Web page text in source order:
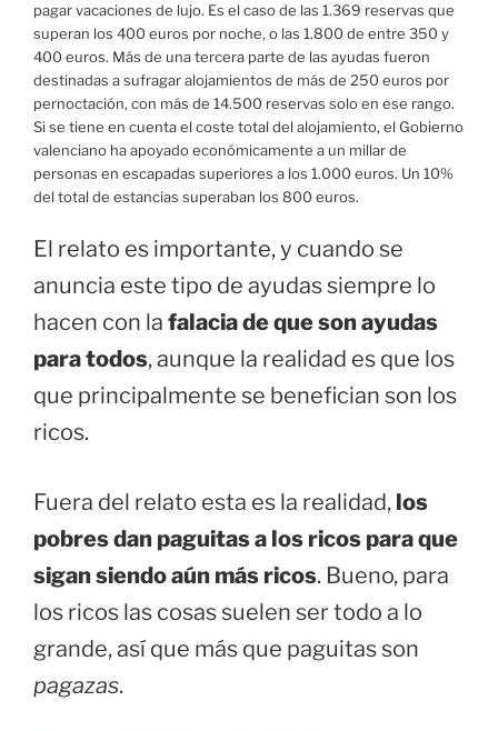
pagar vacaciones de lujo. Es el caso de las 1.369 reservas que
superan los 400 euros por noche, o las 1.800 de entre 350 y
400 euros. Más de una tercera parte de las ayudas fueron
destinadas a sufragar alojamientos de más de 250 euros por
pernoctación, con más de 14.500 reservas solo en ese rango.
Si se tiene en cuenta el coste total del alojamiento, el Gobierno
valenciano ha apoyado económicamente a un millar de
personas en escapadas superiores a los 1.000 euros. Un 10%
del total de estancias superaban los 800 euros.
El relato es importante, y cuando se
anuncia este tipo de ayudas siempre lo
hacen con la falacia de que son ayudas
para todos, aunque la realidad es que los
que principalmente se benefician son los
ricos.
Fuera del relato esta es la realidad, los
pobres dan paguitas a los ricos para que
sigan siendo aún más ricos. Bueno, para
los ricos las cosas suelen ser todo a lo
grande, así que más que paguitas son
pagazas.